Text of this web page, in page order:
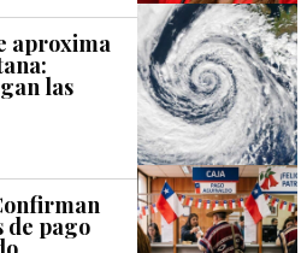
aproxima
las
de pago